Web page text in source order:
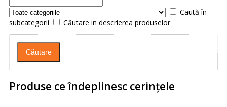
Caută în
subcategorii
Căutare in descrierea produselor
Produse ce îndeplinesc cerinţele